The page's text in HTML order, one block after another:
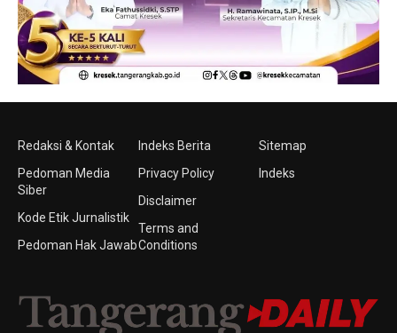
Redaksi & Kontak
Pedoman Media
Siber
Kode Etik Jurnalistik
Pedoman Hak Jawab
Indeks Berita
Privacy Policy
Disclaimer
Terms and
Conditions
Sitemap
Indeks